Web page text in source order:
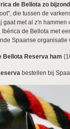
de Bellota zo
die tussen de
gaat met al z'n
de Bellota met
Spaanse organisatie
Bellota Reserva ham
bestellen bij